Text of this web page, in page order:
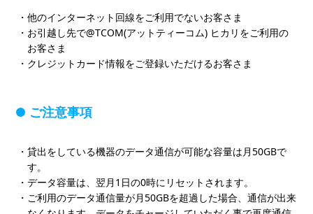
他のインターネット回線をご利用でないお客さま
お引越し先で@TCOM(アットティーコム) ヒカリをご利用の
お客さま
クレジットカード情報をご登録いただけるお客さま
ご注意事項
貸出をしている機器のデータ通信が可能な容量は月50GBで
す。
データ容量は、翌月1日の0時にリセットされます。
ご利用のデータ通信量が月50GBを超過した場合、通信が出来